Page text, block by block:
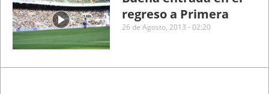
regreso a Primera
26 de Agosto, 2013 - 02:20